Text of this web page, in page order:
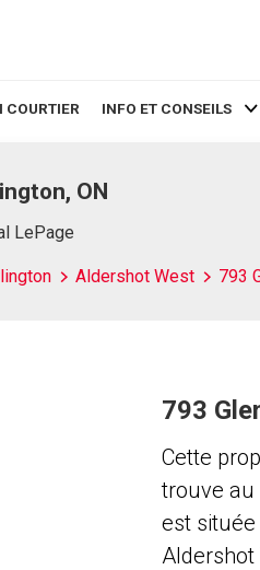
COURTIER INFO ET CONSEILS
ON
LePage
Aldershot West 793
793
Cette
trouve au
est
Aldershot